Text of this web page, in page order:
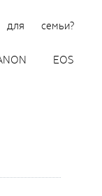
для семьи?
EOS